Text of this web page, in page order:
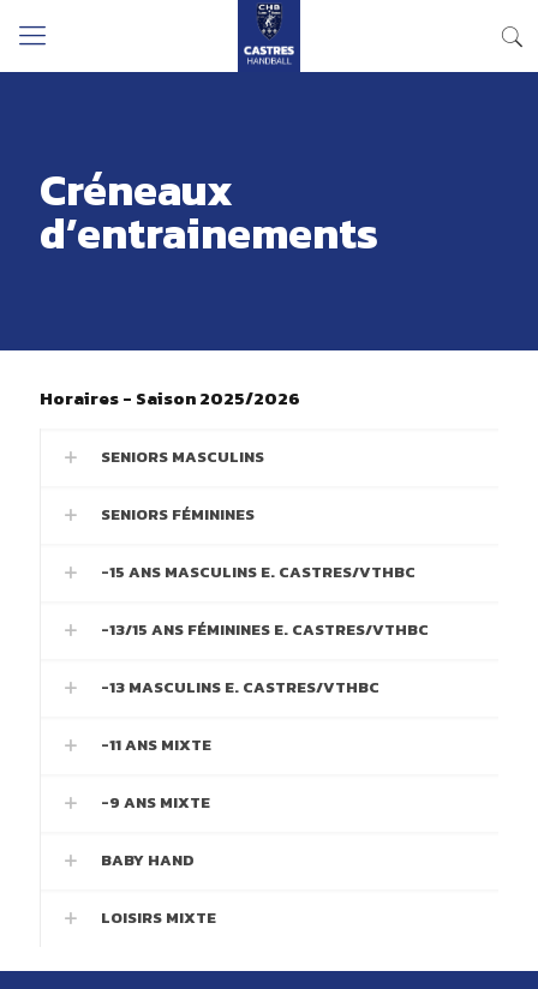
Créneaux
d’entrainements
Horaires - Saison 2025/2026
SENIORS MASCULINS
SENIORS FÉMININES
-15 ANS MASCULINS E. CASTRES/VTHBC
-13/15 ANS FÉMININES E. CASTRES/VTHBC
-13 MASCULINS E. CASTRES/VTHBC
-11 ANS MIXTE
-9 ANS MIXTE
BABY HAND
LOISIRS MIXTE